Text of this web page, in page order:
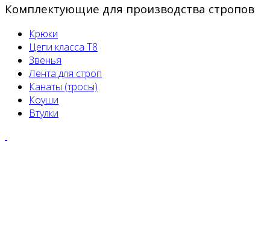
Комплектующие для производства стропов
Крюки
Цепи класса Т8
Звенья
Лента для строп
Канаты (тросы)
Коуши
Втулки